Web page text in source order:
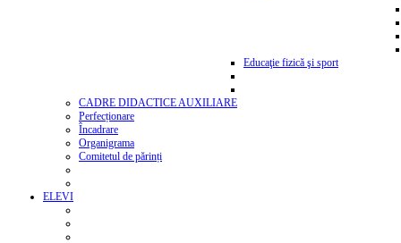
Educaţie fizică şi sport
CADRE DIDACTICE AUXILIARE
Perfecționare
Încadrare
Organigrama
Comitetul de părinți
ELEVI